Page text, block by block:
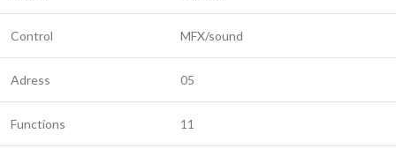
Control MFX/sound
Adress 05
Functions 11